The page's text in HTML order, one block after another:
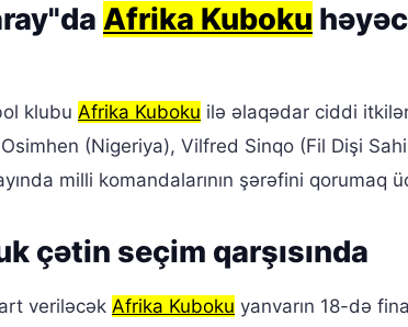
Afrika Kuboku
klubu Afrika Kuboku ilə əlaqədar ciddi
(Nigeriya), Vilfred Sinqo (Fil Dişi
milli komandalarının şərəfini qorumaq
çətin seçim qarşısında
veriləcək Afrika Kuboku yanvarın 18-də